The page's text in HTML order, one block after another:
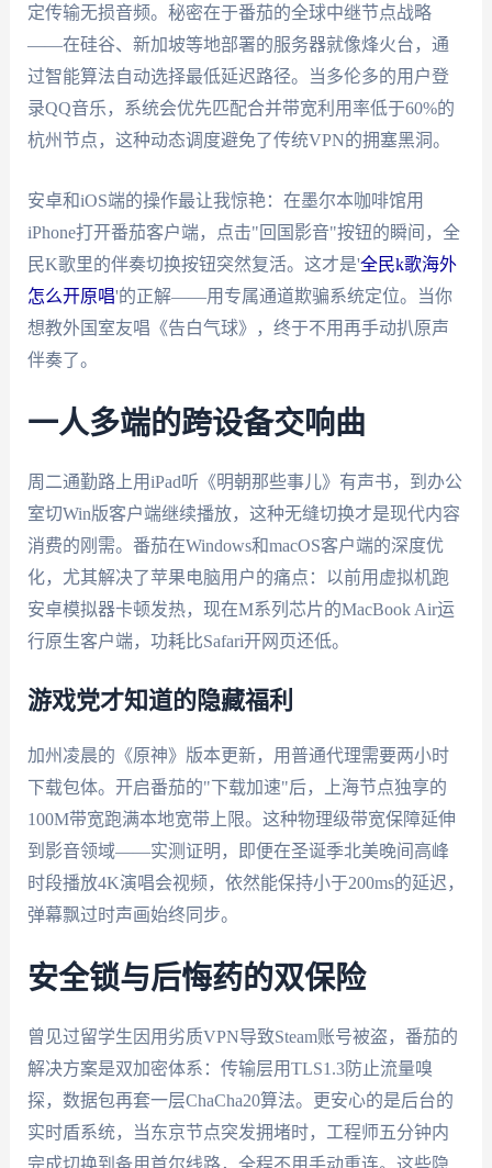
定传输无损音频。秘密在于番茄的全球中继节点战略
——在硅谷、新加坡等地部署的服务器就像烽火台，通
过智能算法自动选择最低延迟路径。当多伦多的用户登
录QQ音乐，系统会优先匹配合并带宽利用率低于60%的
杭州节点，这种动态调度避免了传统VPN的拥塞黑洞。
安卓和iOS端的操作最让我惊艳：在墨尔本咖啡馆用
iPhone打开番茄客户端，点击"回国影音"按钮的瞬间，全
民K歌里的伴奏切换按钮突然复活。这才是'全民k歌海外
怎么开原唱'的正解——用专属通道欺骗系统定位。当你
想教外国室友唱《告白气球》，终于不用再手动扒原声
伴奏了。
一人多端的跨设备交响曲
周二通勤路上用iPad听《明朝那些事儿》有声书，到办公
室切Win版客户端继续播放，这种无缝切换才是现代内容
消费的刚需。番茄在Windows和macOS客户端的深度优
化，尤其解决了苹果电脑用户的痛点：以前用虚拟机跑
安卓模拟器卡顿发热，现在M系列芯片的MacBook Air运
行原生客户端，功耗比Safari开网页还低。
游戏党才知道的隐藏福利
加州凌晨的《原神》版本更新，用普通代理需要两小时
下载包体。开启番茄的"下载加速"后，上海节点独享的
100M带宽跑满本地宽带上限。这种物理级带宽保障延伸
到影音领域——实测证明，即便在圣诞季北美晚间高峰
时段播放4K演唱会视频，依然能保持小于200ms的延迟，
弹幕飘过时声画始终同步。
安全锁与后悔药的双保险
曾见过留学生因用劣质VPN导致Steam账号被盗，番茄的
解决方案是双加密体系：传输层用TLS1.3防止流量嗅
探，数据包再套一层ChaCha20算法。更安心的是后台的
实时盾系统，当东京节点突发拥堵时，工程师五分钟内
完成切换到备用首尔线路，全程不用手动重连。这些隐